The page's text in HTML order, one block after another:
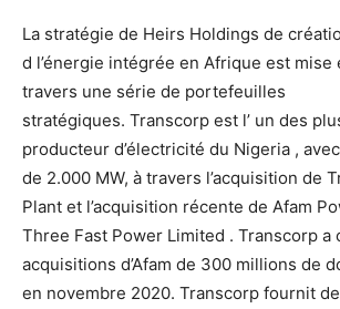
La stratégie de Heirs Holdings de
d l’énergie intégrée en Afrique est
travers une série de portefeuilles
stratégiques. Transcorp est l’ un des
producteur d’électricité du Nigeria ,
de 2.000 MW, à travers l’acquisition de
Plant et l’acquisition récente de Afam
Three Fast Power Limited . Transcorp a
acquisitions d’Afam de 300 millions de
en novembre 2020. Transcorp fournit